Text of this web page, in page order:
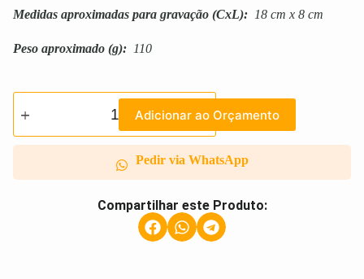
Medidas aproximadas para gravação (CxL): 18 cm x 8 cm
Peso aproximado (g): 110
Adicionar ao Orçamento
Pedir via WhatsApp
Compartilhar este Produto: